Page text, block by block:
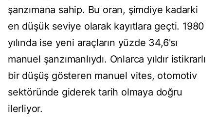
şanzımana sahip. Bu oran, şimdiye kadarki
en düşük seviye olarak kayıtlara geçti. 1980
yılında ise yeni araçların yüzde 34,6'sı
manuel şanzımanlıydı. Onlarca yıldır istikrarlı
bir düşüş gösteren manuel vites, otomotiv
sektöründe giderek tarih olmaya doğru
ilerliyor.